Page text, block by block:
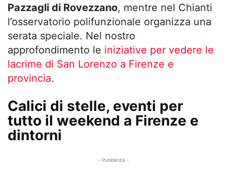
Pazzagli di Rovezzano, mentre nel Chianti
l’osservatorio polifunzionale organizza una
serata speciale. Nel nostro
approfondimento le iniziative per vedere le
lacrime di San Lorenzo a Firenze e
provincia.
Calici di stelle, eventi per
tutto il weekend a Firenze e
dintorni
- Pubblicità -